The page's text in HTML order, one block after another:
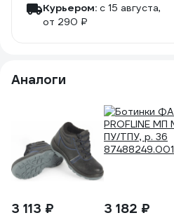
Курьером: c 15 августа,
от 290 ₽
Аналоги
3 113 ₽ 3 182 ₽